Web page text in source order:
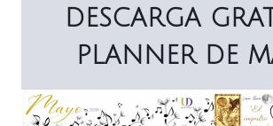
DESCARGA
PLANNER DE